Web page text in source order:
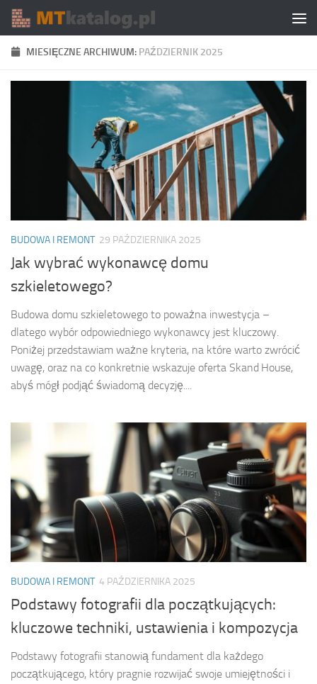
Skip to content
MIESIĘCZNE ARCHIWUM: PAŹDZIERNIK 2025
BUDOWA I REMONT 29 PAŹDZIERNIKA 2025
Jak wybrać wykonawcę domu
szkieletowego?
Budowa domu szkieletowego to poważna inwestycja –
dlatego wybór odpowiedniego wykonawcy jest kluczowy.
Poniżej przedstawiam ważne kryteria, na które warto zwrócić
uwagę, oraz na co konkretnie wskazuje oferta Skand House,
abyś mógł podjąć świadomą decyzję....
BUDOWA I REMONT 4 PAŹDZIERNIKA 2025
Podstawy fotografii dla początkujących:
kluczowe techniki, ustawienia i kompozycja
Podstawy fotografii stanowią fundament dla każdego
początkującego, który pragnie rozwijać swoje umiejętności i